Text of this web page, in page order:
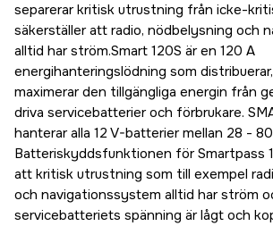
separerar kritisk utrustning från icke-
säkerställer att radio, nödbelysning och
alltid har ström.Smart 120S är en 120 A
energihanteringslödning som
maximerar den tillgängliga energin från
driva servicebatterier och förbrukare.
hanterar alla 12 V-batterier mellan 28 -
Batteriskyddsfunktionen för Smartpass
att kritisk utrustning som till exempel
och navigationssystem alltid har ström
servicebatteriets spänning är lågt och